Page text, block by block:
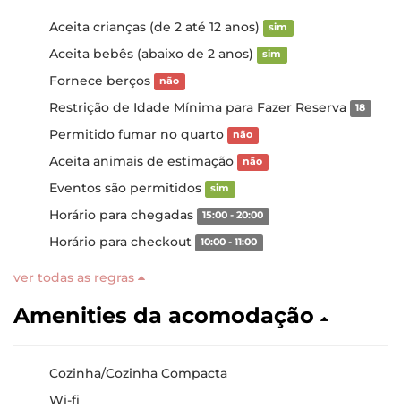
Aceita crianças (de 2 até 12 anos) sim
Aceita bebês (abaixo de 2 anos) sim
Fornece berços não
Restrição de Idade Mínima para Fazer Reserva 18
Permitido fumar no quarto não
Aceita animais de estimação não
Eventos são permitidos sim
Horário para chegadas 15:00 - 20:00
Horário para checkout 10:00 - 11:00
ver todas as regras
Amenities da acomodação
Cozinha/Cozinha Compacta
Wi-fi